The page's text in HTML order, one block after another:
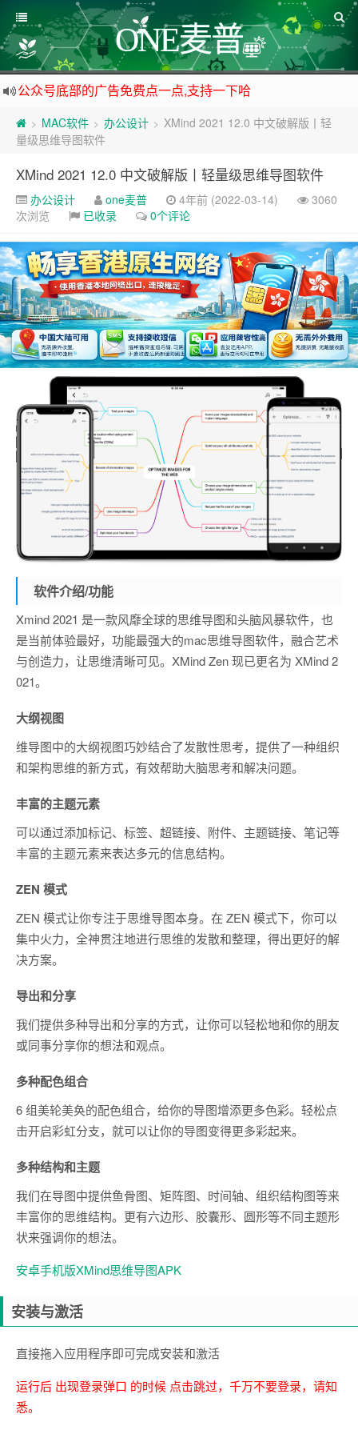
ONE麦普
公众号底部的广告免费点一点,支持一下哈
资源来之不易,大家低调使用
如下载链接被封,请在网站留言给我们
> MAC软件 > 办公设计 > XMind 2021 12.0 中文破解版丨轻
量级思维导图软件
XMind 2021 12.0 中文破解版丨轻量级思维导图软件
办公设计 one麦普 4年前 (2022-03-14)
3060
次浏览
已收录 0个评论
软件介绍/功能
Xmind 2021 是一款风靡全球的思维导图和头脑风暴软件，也
是当前体验最好，功能最强大的mac思维导图软件，融合艺术
与创造力，让思维清晰可见。XMind Zen 现已更名为 XMind 2
021。
大纲视图
维导图中的大纲视图巧妙结合了发散性思考，提供了一种组织
和架构思维的新方式，有效帮助大脑思考和解决问题。
丰富的主题元素
可以通过添加标记、标签、超链接、附件、主题链接、笔记等
丰富的主题元素来表达多元的信息结构。
ZEN 模式
ZEN 模式让你专注于思维导图本身。在 ZEN 模式下，你可以
集中火力，全神贯注地进行思维的发散和整理，得出更好的解
决方案。
导出和分享
我们提供多种导出和分享的方式，让你可以轻松地和你的朋友
或同事分享你的想法和观点。
多种配色组合
6 组美轮美奂的配色组合，给你的导图增添更多色彩。轻松点
击开启彩虹分支，就可以让你的导图变得更多彩起来。
多种结构和主题
我们在导图中提供鱼骨图、矩阵图、时间轴、组织结构图等来
丰富你的思维结构。更有六边形、胶囊形、圆形等不同主题形
状来强调你的想法。
安卓手机版XMind思维导图APK
安装与激活
直接拖入应用程序即可完成安装和激活
运行后 出现登录弹口 的时候 点击跳过，千万不要登录，请知
悉。